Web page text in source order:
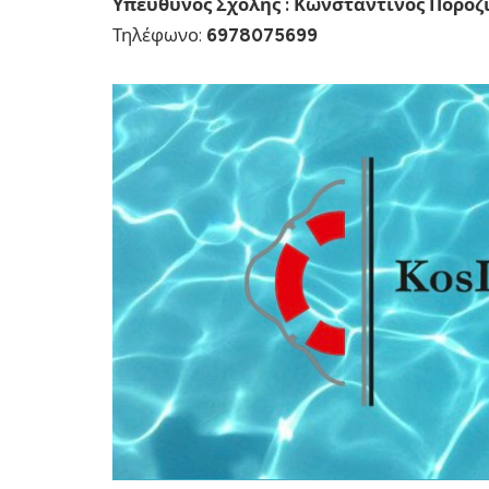
Τηλέφωνο: 6978075699